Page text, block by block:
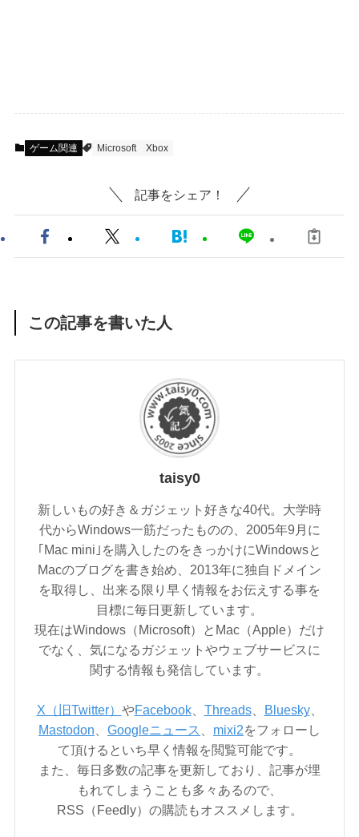
ゲーム関連 Microsoft Xbox
記事をシェア！
この記事を書いた人
taisy0
新しいもの好き＆ガジェット好きな40代。大学時
代からWindows一筋だったものの、2005年9月に
｢Mac mini｣を購入したのをきっかけにWindowsと
Macのブログを書き始め、2013年に独自ドメイン
を取得し、出来る限り早く情報をお伝えする事を
目標に毎日更新しています。
現在はWindows（Microsoft）とMac（Apple）だけ
でなく、気になるガジェットやウェブサービスに
関する情報も発信しています。
X（旧Twitter） やFacebook、 Threads、 Bluesky、
Mastodon
Googleニュース mixi2をフォローし
て頂けるといち早く情報を閲覧可能です。
また、毎日多数の記事を更新しており、記事が埋
もれてしまうことも多々あるので、
RSS（Feedly）の購読もオススメします。